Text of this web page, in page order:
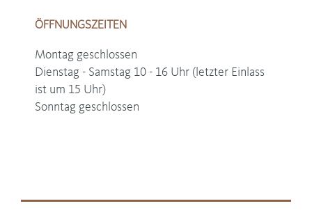
ÖFFNUNGSZEITEN
Montag geschlossen
Dienstag - Samstag 10 - 16 Uhr (letzter Einlass
ist um 15 Uhr)
Sonntag geschlossen